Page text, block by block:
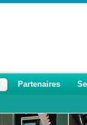
Partenaires